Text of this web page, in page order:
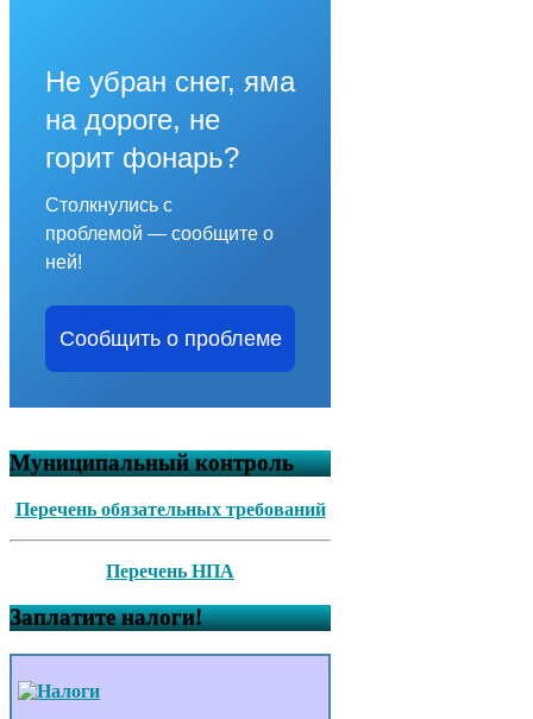
Не убран снег, яма
на дороге, не
горит фонарь?
Столкнулись с
проблемой — сообщите о
ней!
Сообщить о проблеме
Муниципальный контроль
Перечень обязательных требований
Перечень НПА
Заплатите налоги!